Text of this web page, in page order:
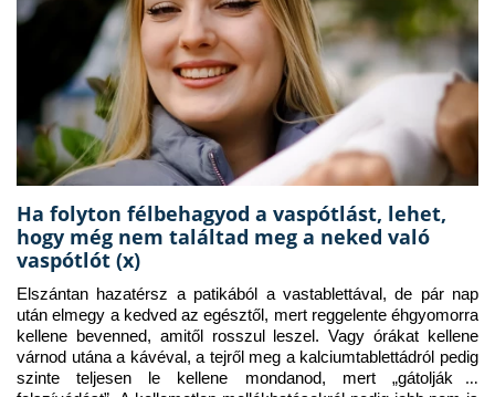
Ha folyton félbehagyod a vaspótlást, lehet,
hogy még nem találtad meg a neked való
vaspótlót (x)
Elszántan hazatérsz a patikából a vastablettával, de pár nap
után elmegy a kedved az egésztől, mert reggelente éhgyomorra
kellene bevenned, amitől rosszul leszel. Vagy órákat kellene
várnod utána a kávéval, a tejről meg a kalciumtablettádról pedig
szinte teljesen le kellene mondanod, mert „gátolják a